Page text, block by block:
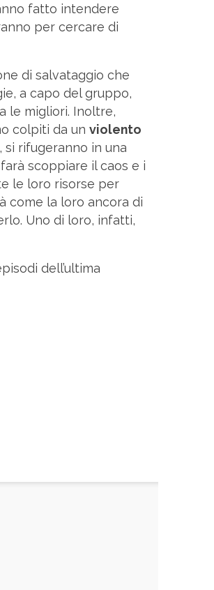
fatto intendere
per cercare di
di salvataggio che
a capo del gruppo,
le migliori. Inoltre,
colpiti da un violento
si rifugeranno in una
scoppiare il caos e i
le loro risorse per
come la loro ancora di
Uno di loro, infatti,
dell’ultima